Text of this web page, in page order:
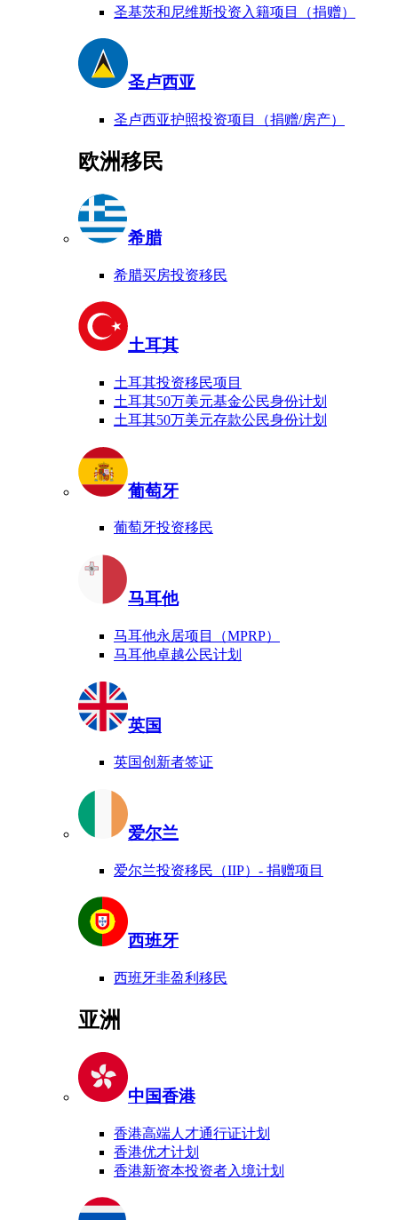
圣基茨和尼维斯投资入籍项目（捐赠）
圣卢西亚
圣卢西亚护照投资项目（捐赠/房产）
欧洲移民
希腊
希腊买房投资移民
土耳其
土耳其投资移民项目
土耳其50万美元基金公民身份计划
土耳其50万美元存款公民身份计划
葡萄牙
葡萄牙投资移民
马耳他
马耳他永居项目（MPRP）
马耳他卓越公民计划
英国
英国创新者签证
爱尔兰
爱尔兰投资移民（IIP）- 捐赠项目
西班牙
西班牙非盈利移民
亚洲
中国香港
香港高端人才通行证计划
香港优才计划
香港新资本投资者入境计划